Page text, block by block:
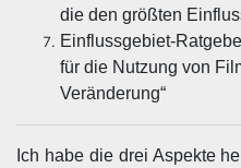
die den größten
Einflussgebiet-
für die Nutzung von
Veränderung“
Ich habe die drei Aspekte